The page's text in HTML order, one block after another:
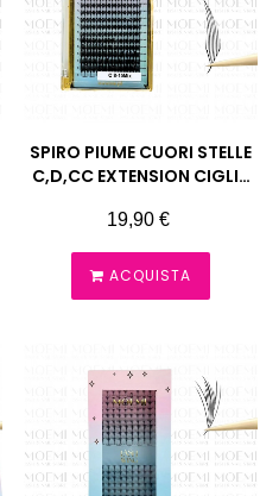
SPIRO PIUME CUORI STELLE
C,D,CC EXTENSION CIGLIA
Prezzo
19,90 €
ACQUISTA